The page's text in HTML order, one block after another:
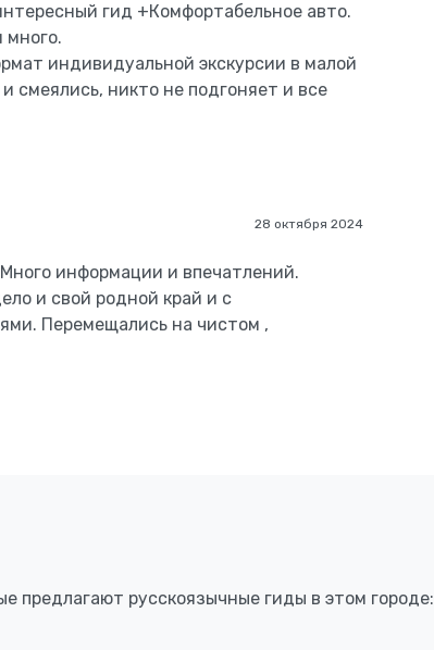
гид +Комфортабельное авто.
много.
индивидуальной экскурсии в малой
смеялись, никто не подгоняет и все
28 октября 2024
информации и впечатлений.
и свой родной край и с
Перемещались на чистом ,
предлагают русскоязычные гиды в этом городе: